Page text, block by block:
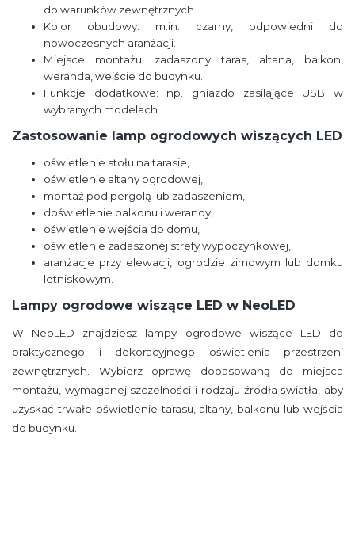
do warunków zewnętrznych.
Kolor obudowy: m.in. czarny, odpowiedni do
nowoczesnych aranżacji.
Miejsce montażu: zadaszony taras, altana, balkon,
weranda, wejście do budynku.
Funkcje dodatkowe: np. gniazdo zasilające USB w
wybranych modelach.
Zastosowanie lamp ogrodowych wiszących LED
oświetlenie stołu na tarasie,
oświetlenie altany ogrodowej,
montaż pod pergolą lub zadaszeniem,
doświetlenie balkonu i werandy,
oświetlenie wejścia do domu,
oświetlenie zadaszonej strefy wypoczynkowej,
aranżacje przy elewacji, ogrodzie zimowym lub domku
letniskowym.
Lampy ogrodowe wiszące LED w NeoLED
W NeoLED znajdziesz lampy ogrodowe wiszące LED do
praktycznego i dekoracyjnego oświetlenia przestrzeni
zewnętrznych. Wybierz oprawę dopasowaną do miejsca
montażu, wymaganej szczelności i rodzaju źródła światła, aby
uzyskać trwałe oświetlenie tarasu, altany, balkonu lub wejścia
do budynku.